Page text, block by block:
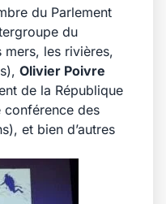
du Parlement
du
mers, les rivières,
Olivier Poivre
de la République
conférence des
et bien d’autres